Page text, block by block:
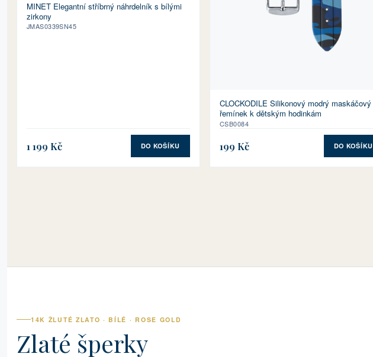
MINET Elegantní stříbrný náhrdelník s bílými
zirkony
JMAS0339SN45
1 199 Kč DO KOŠÍKU
CLOCKODILE Silikonový modrý maskáčový
řemínek k dětským hodinkám
CSB0084
199 Kč DO KOŠÍKU
14K ŽLUTÉ ZLATO · BÍLÉ · ROSE GOLD
Zlaté šperky